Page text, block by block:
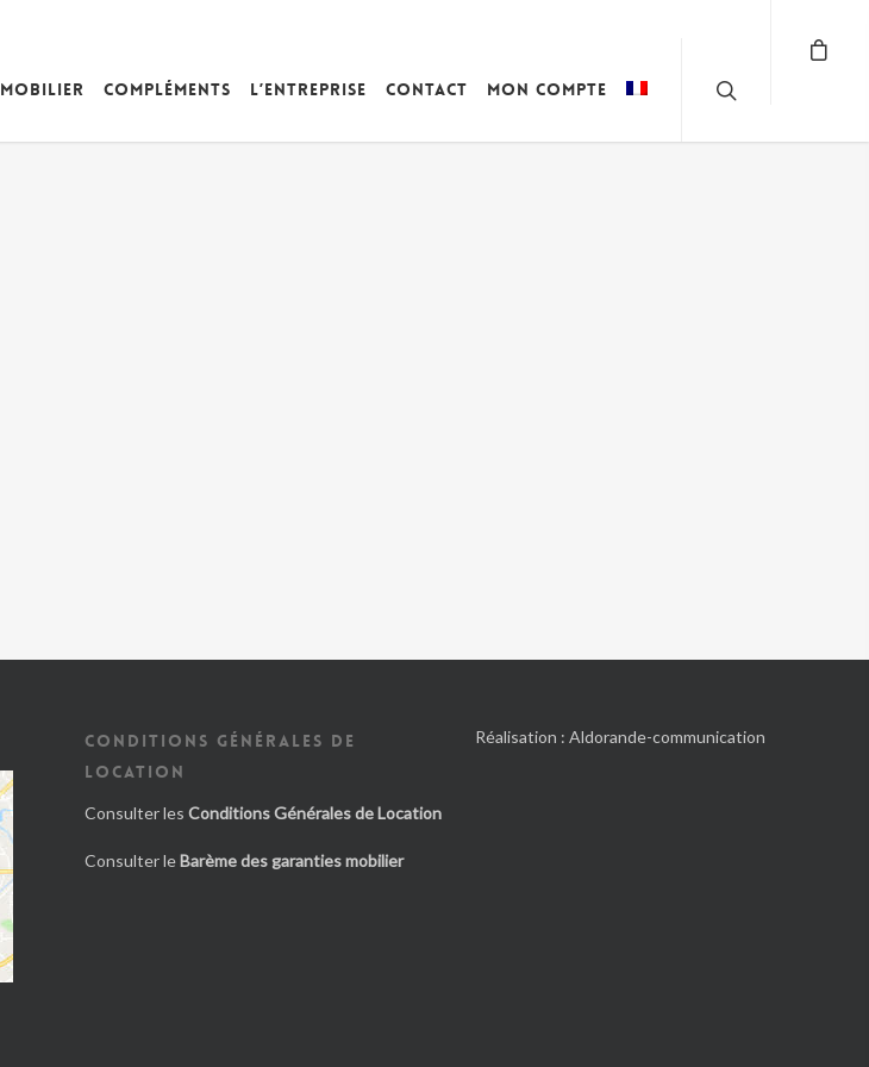
Mobilier Compléments L’entreprise Contact Mon compte
CONDITIONS GÉNÉRALES DE
LOCATION
Consulter les Conditions Générales de Location
Consulter leBarème des garanties mobilier
Réalisation :Aldorande-communication